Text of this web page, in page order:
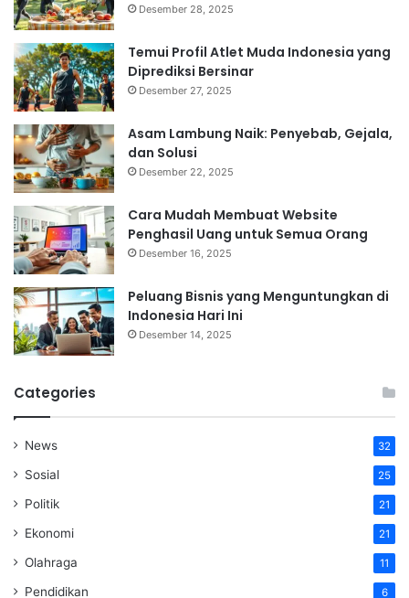
Desember 28, 2025
Temui Profil Atlet Muda Indonesia yang
Diprediksi Bersinar
Desember 27, 2025
Asam Lambung Naik: Penyebab, Gejala,
dan Solusi
Desember 22, 2025
Cara Mudah Membuat Website
Penghasil Uang untuk Semua Orang
Desember 16, 2025
Peluang Bisnis yang Menguntungkan di
Indonesia Hari Ini
Desember 14, 2025
Categories
News 32
Sosial 25
Politik 21
Ekonomi 21
Olahraga 11
Pendidikan 6